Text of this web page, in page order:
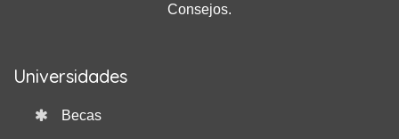
Consejos.
Universidades
Becas